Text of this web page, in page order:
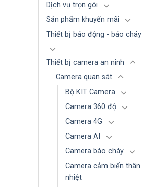
Dịch vụ trọn gói
Sản phẩm khuyến mãi
Thiết bị báo động - báo cháy
Thiết bị camera an ninh
Camera quan sát
Bộ KIT Camera
Camera 360 độ
Camera 4G
Camera AI
Camera báo cháy
Camera cảm biến thân
nhiệt